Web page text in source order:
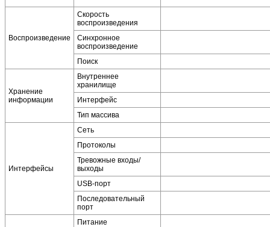
Воспроизведение
Скорость
воспроизведения
Синхронное
воспроизведение
Поиск
Хранение
информации
Внутреннее
хранилище
Интерфейс
Тип массива
Интерфейсы
Сеть
Протоколы
Тревожные входы/
выходы
USB-порт
Последовательный
порт
Питание